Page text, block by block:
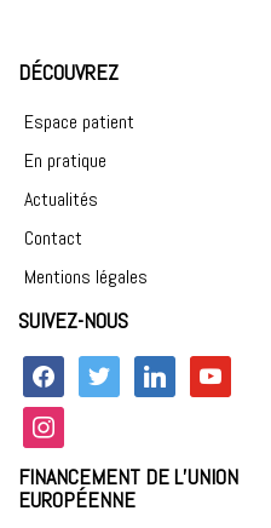
DÉCOUVREZ
Espace patient
En pratique
Actualités
Contact
Mentions légales
SUIVEZ-NOUS
facebooktwitter linkedin youtube
instagram
FINANCEMENT DE L’UNION
EUROPÉENNE